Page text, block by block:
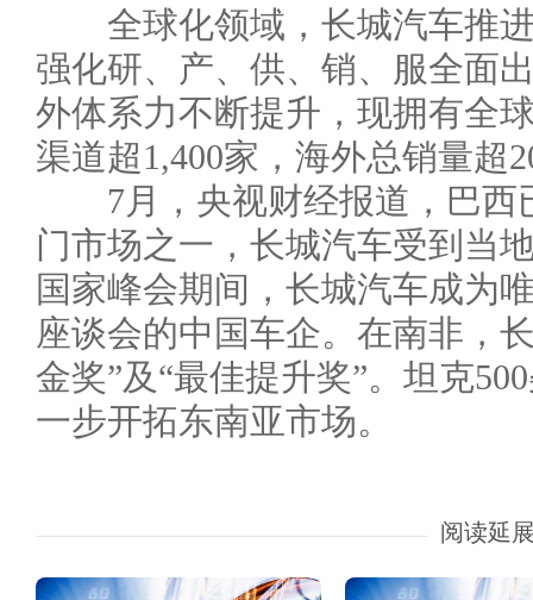
全球化领域，长城汽车推进
强化研、产、供、销、服全面
外体系力不断提升，现拥有全
渠道超1,400家，海外总销量超
7月，央视财经报道，巴西
门市场之一，长城汽车受到当
国家峰会期间，长城汽车成为
座谈会的中国车企。在南非，
金奖”及“最佳提升奖”。坦克
一步开拓东南亚市场。
阅读延